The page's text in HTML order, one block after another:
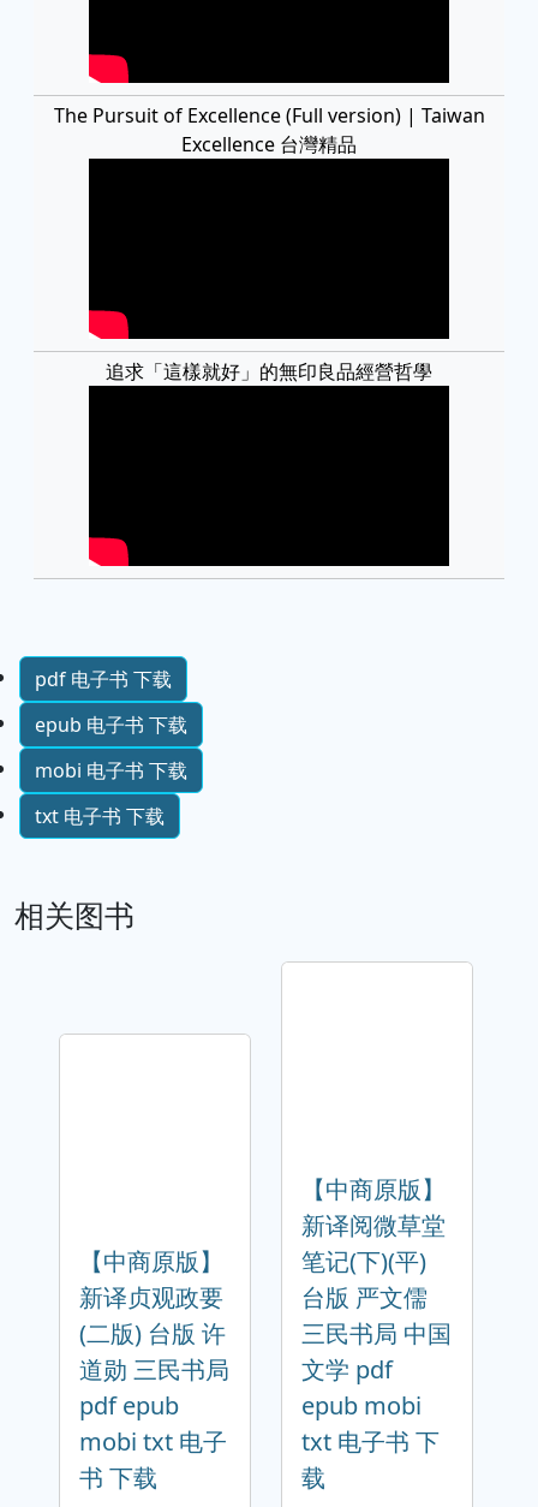
The Pursuit of Excellence (Full version) | Taiwan
Excellence 台灣精品
追求「這樣就好」的無印良品經營哲學
pdf 电子书 下载
epub 电子书 下载
mobi 电子书 下载
txt 电子书 下载
相关图书
【中商原版】
新译贞观政要
(二版) 台版 许
道勋 三民书局
pdf epub
mobi txt 电子
书 下载
【中商原版】
新译阅微草堂
笔记(下)(平)
台版 严文儒
三民书局 中国
文学 pdf
epub mobi
txt 电子书 下
载